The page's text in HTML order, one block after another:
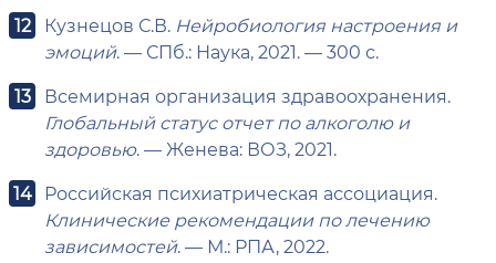
Кузнецов С.В. Нейробиология настроения и
эмоций. — СПб.: Наука, 2021. — 300 с.
Всемирная организация здравоохранения.
Глобальный статус отчет по алкоголю и
здоровью. — Женева: ВОЗ, 2021.
Российская психиатрическая ассоциация.
Клинические рекомендации по лечению
зависимостей. — М.: РПА, 2022.